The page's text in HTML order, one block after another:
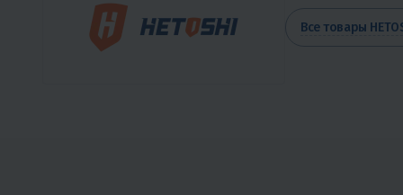
Все товары